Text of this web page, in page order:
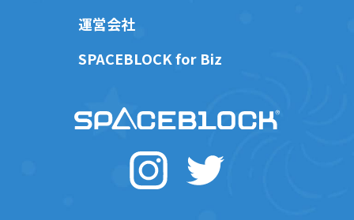
運営会社
SPACEBLOCK for Biz